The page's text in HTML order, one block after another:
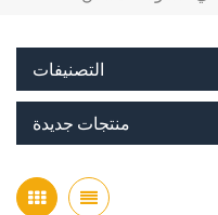
التصنيفات
منتجات جديدة